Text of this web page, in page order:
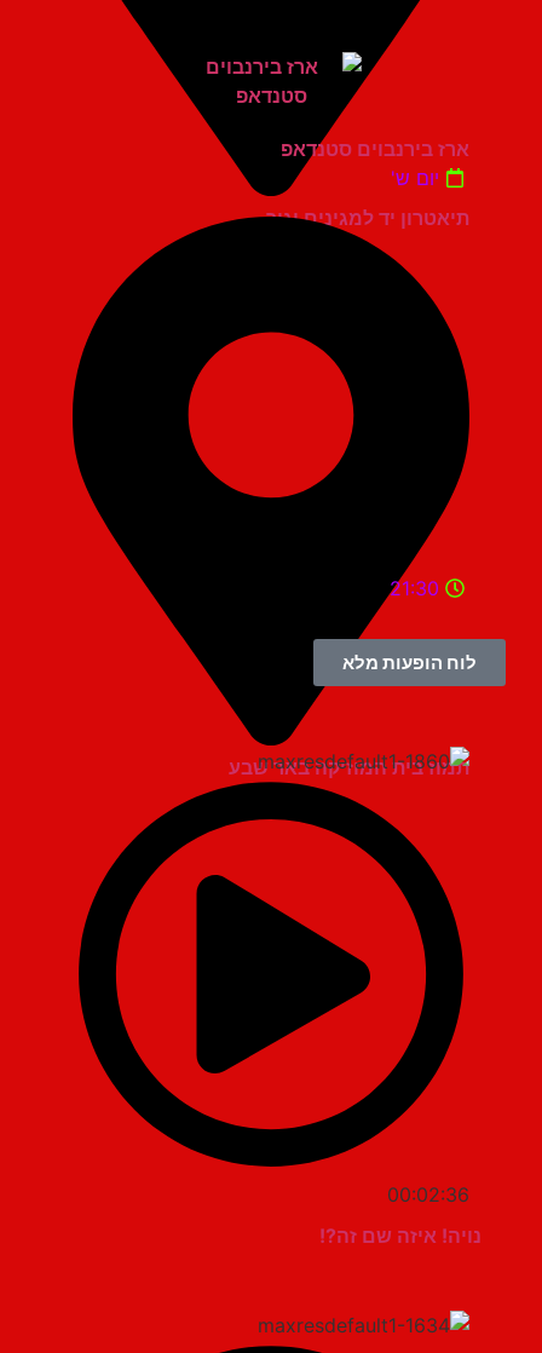
תיאטרון יד למגינים יגור
ארז בירנבוים סטנדאפ
יום ש'
תמוז בית המוזיקה באר שבע
21:30
לוח הופעות מלא
00:02:36
נויה! איזה שם זה?!